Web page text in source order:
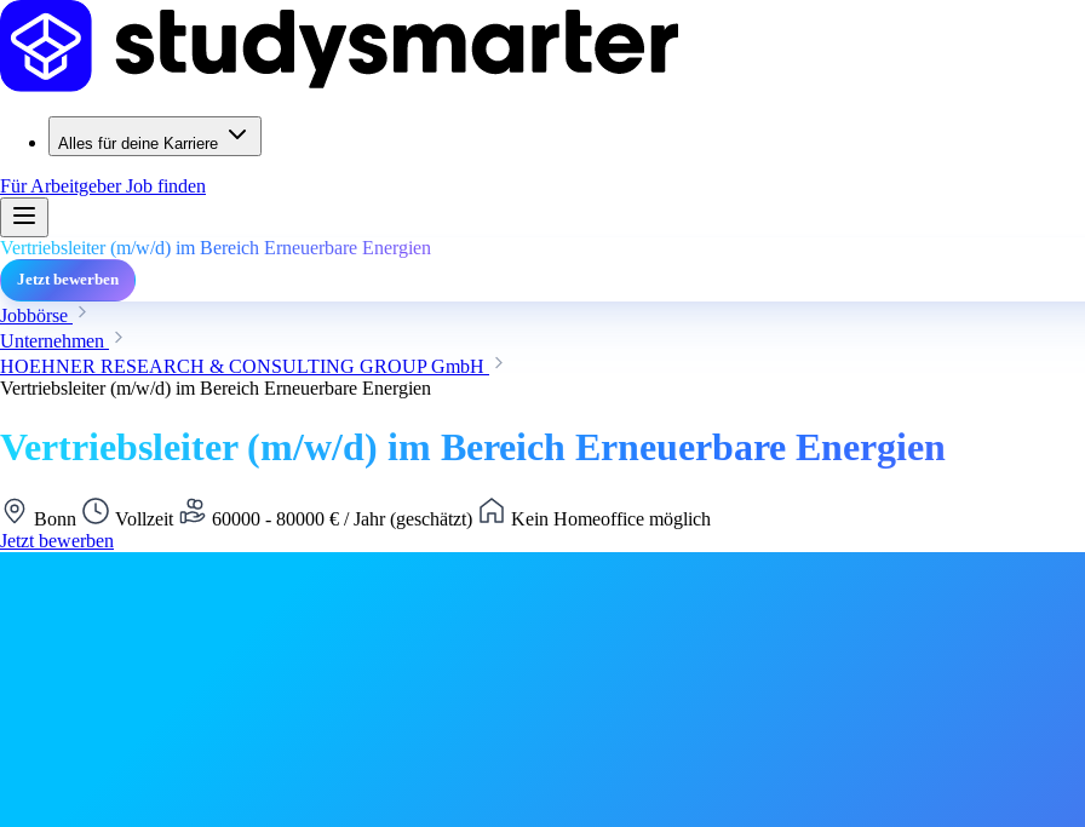
Alles für deine Karriere
Für ArbeitgeberJob finden
Vertriebsleiter (m/w/d) im Bereich Erneuerbare Energien
Jetzt bewerben
Jobbörse
Unternehmen
HOEHNER RESEARCH & CONSULTING GROUP GmbH
Vertriebsleiter (m/w/d) im Bereich Erneuerbare Energien
Vertriebsleiter (m/w/d) im Bereich Erneuerbare Energien
Bonn Vollzeit 60000 - 80000 € / Jahr (geschätzt)
Kein Homeoffice möglich
Jetzt bewerben